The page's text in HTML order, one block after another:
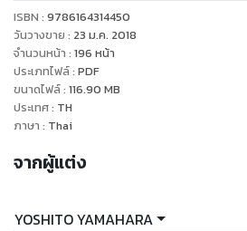
ISBN : 9786164314450
วันวางขาย : 23 ม.ค. 2018
จำนวนหน้า : 196 หน้า
ประเภทไฟล์: PDF
ขนาดไฟล์: 116.90 MB
ประเทศ: TH
ภาษา : Thai
จากผู้แต่ง
YOSHITO YAMAHARA